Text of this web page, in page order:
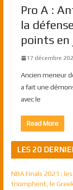
Pro A :
la
points en
17 décembre
Ancien meneur
a fait une
avec le
Read More
LES 20
NBA Finals 2021 :
triomphent, le